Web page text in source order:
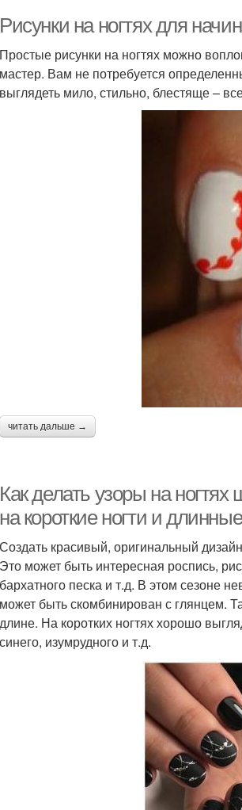
Рисунки на ногтях для
Простые рисунки на ногтях можно
мастер. Вам не потребуется
выглядеть мило, стильно, блестяще –
читать дальше →
Как делать узоры на
на короткие ногти и длинные
Создать красивый, оригинальный
Это может быть интересная роспись,
бархатного песка и т.д. В этом сезоне
может быть скомбинирован с глянцем.
длине. На коротких ногтях хорошо
синего, изумрудного и т.д.